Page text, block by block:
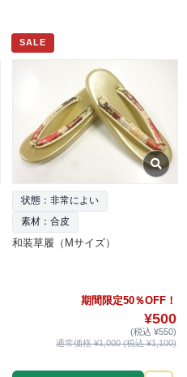
SALE
状態：非常によい
素材：合皮
和装草履（Mサイズ）
期間限定50％OFF！
¥500
(税込 ¥550)
通常価格 ¥1,000 (税込 ¥1,100)